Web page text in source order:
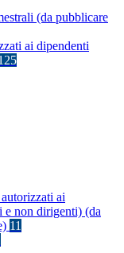
(da pubblicare
ai dipendenti
ai
e non dirigenti) (da
11